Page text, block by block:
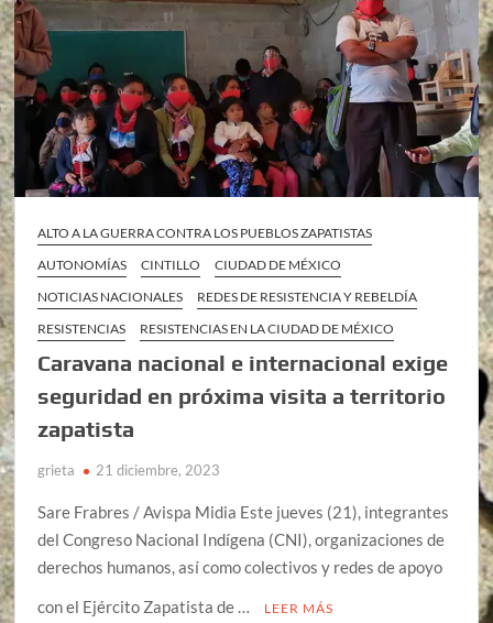
ALTO A LA GUERRA CONTRA LOS PUEBLOS ZAPATISTAS
AUTONOMÍAS
CINTILLO
CIUDAD DE MÉXICO
NOTICIAS NACIONALES
REDES DE RESISTENCIA Y REBELDÍA
RESISTENCIAS
RESISTENCIAS EN LA CIUDAD DE MÉXICO
Caravana nacional e internacional exige
seguridad en próxima visita a territorio
zapatista
grieta 21 diciembre, 2023
Sare Frabres / Avispa Midia Este jueves (21), integrantes
del Congreso Nacional Indígena (CNI), organizaciones de
derechos humanos, así como colectivos y redes de apoyo
con el Ejército Zapatista de …
LEER MÁS